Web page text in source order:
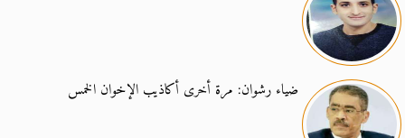
ضياء رشوان: مرة أخرى أكاذيب الإخوان الخمس